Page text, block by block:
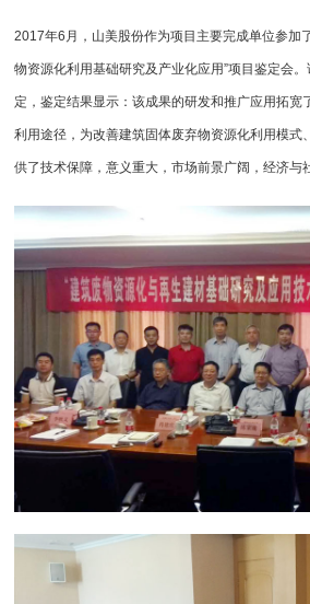
2017年6月，山美股份作为项目主要完成单位参加
物资源化利用基础研究及产业化应用”项目鉴定会
定，鉴定结果显示：该成果的研发和推广应用拓宽
利用途径，为改善建筑固体废弃物资源化利用模式
供了技术保障，意义重大，市场前景广阔，经济与